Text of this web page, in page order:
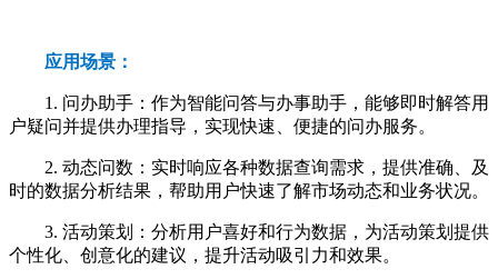
应用场景：
1. 问办助手：作为智能问答与办事助手，能够即时解答用
户疑问并提供办理指导，实现快速、便捷的问办服务。
2. 动态问数：实时响应各种数据查询需求，提供准确、及
时的数据分析结果，帮助用户快速了解市场动态和业务状况。
3. 活动策划：分析用户喜好和行为数据，为活动策划提供
个性化、创意化的建议，提升活动吸引力和效果。